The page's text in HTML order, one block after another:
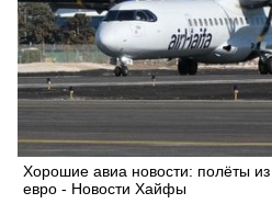
Хорошие авиа новости: полёты
евро - Новости Хайфы